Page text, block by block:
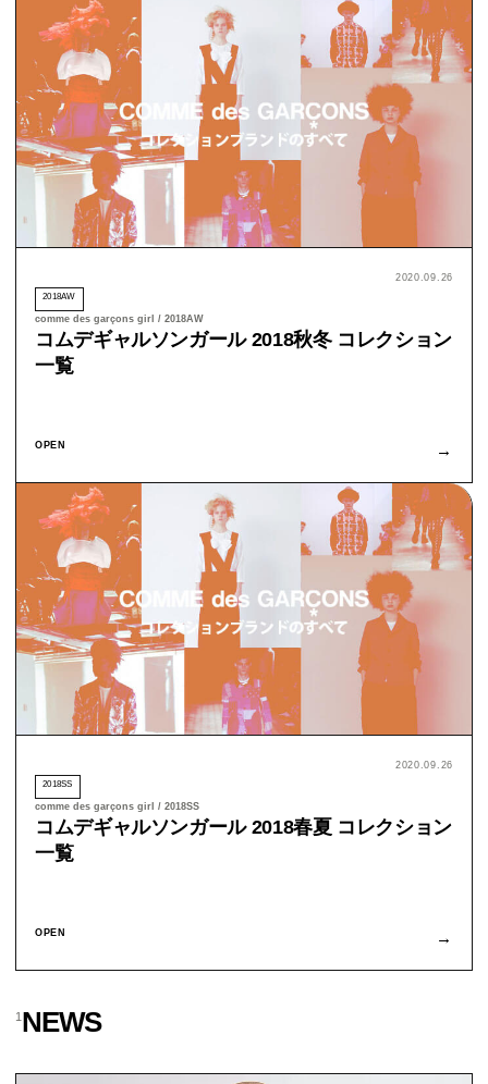
2020.09.26
2018AW
comme des garçons girl / 2018AW
コムデギャルソンガール 2018秋冬 コレクション
一覧
OPEN →
2020.09.26
2018SS
comme des garçons girl / 2018SS
コムデギャルソンガール 2018春夏 コレクション
一覧
OPEN →
1NEWS